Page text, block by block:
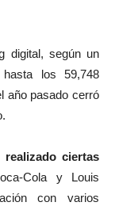
digital, según un
los 59,748
año pasado cerró
ciertas
Cola y Louis
con varios